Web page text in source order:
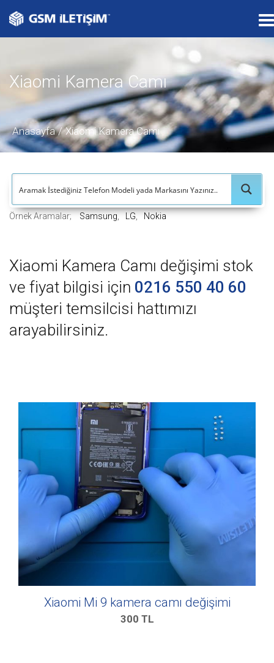
T
o
g
l
e
n
a
Xiaomi Kamera Camı
Anasayfa Xiaomi Kamera Camı
Örnek Aramalar; Samsung LG Nokia
Xiaomi Kamera Camı değişimi stok
ve fiyat bilgisi için 0216 550 40 60
müşteri temsilcisi hattımızı
arayabilirsiniz.
Xiaomi Mi 9 kamera camı değişimi
300 TL